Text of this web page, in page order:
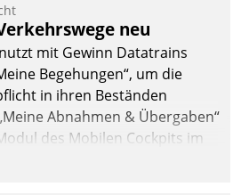
neu
mit Gewinn Datatrains
Begehungen“, um die
in ihren Beständen
Abnahmen & Übergaben“
des Mobilen Cockpits im